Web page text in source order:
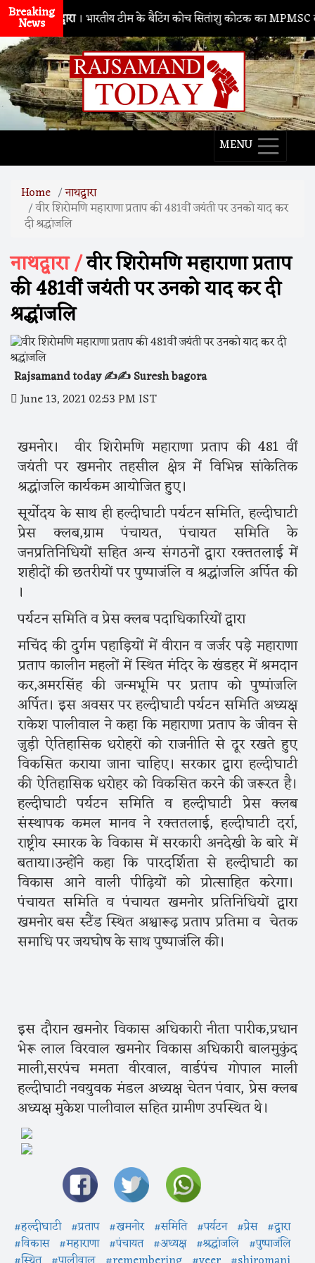
Breaking
News
नाथद्वारा। भारतीय टीम के बैटिंग कोच सितांशु कोटक का MPMSC दौरा,
MENU
Home नाथद्वारा
वीर शिरोमणि महाराणा प्रताप की 481वीं जयंती पर उनको याद कर
दी श्रद्धांजलि
नाथद्वारा /वीर शिरोमणि महाराणा प्रताप
की 481वीं जयंती पर उनको याद कर दी
श्रद्धांजलि
Rajsamand today ✍️✍️ Suresh bagora
June 13, 2021 02:53 PM IST
खमनोर। वीर शिरोमणि महाराणा प्रताप की 481 वीं
जयंती पर खमनोर तहसील क्षेत्र में विभिन्न सांकेतिक
श्रद्धांजलि कार्यकम आयोजित हुए।
सूर्योदय के साथ ही हल्दीघाटी पर्यटन समिति, हल्दीघाटी
प्रेस क्लब,ग्राम पंचायत, पंचायत समिति के
जनप्रतिनिधियों सहित अन्य संगठनों द्वारा रक्ततलाई में
शहीदों की छतरीयों पर पुष्पाजंलि व श्रद्धांजलि अर्पित की
।
पर्यटन समिति व प्रेस क्लब पदाधिकारियों द्वारा
मचिंद की दुर्गम पहाड़ियों में वीरान व जर्जर पड़े महाराणा
प्रताप कालीन महलों में स्थित मंदिर के खंडहर में श्रमदान
कर,अमरसिंह की जन्मभूमि पर प्रताप को पुष्पांजलि
अर्पित। इस अवसर पर हल्दीघाटी पर्यटन समिति अध्यक्ष
राकेश पालीवाल ने कहा कि महाराणा प्रताप के जीवन से
जुड़ी ऐतिहासिक धरोहरों को राजनीति से दूर रखते हुए
विकसित कराया जाना चाहिए। सरकार द्वारा हल्दीघाटी
की ऐतिहासिक धरोहर को विकसित करने की जरूरत है।
हल्दीघाटी पर्यटन समिति व हल्दीघाटी प्रेस क्लब
संस्थापक कमल मानव ने रक्ततलाई, हल्दीघाटी दर्रा,
राष्ट्रीय स्मारक के विकास में सरकारी अनदेखी के बारे में
बताया।उन्होंने कहा कि पारदर्शिता से हल्दीघाटी का
विकास आने वाली पीढ़ियों को प्रोत्साहित करेगा।
पंचायत समिति व पंचायत खमनोर प्रतिनिधियों द्वारा
खमनोर बस स्टैंड स्थित अश्वारूढ़ प्रताप प्रतिमा व चेतक
समाधि पर जयघोष के साथ पुष्पाजंलि की।
इस दौरान खमनोर विकास अधिकारी नीता पारीक,प्रधान
भेरू लाल विरवाल खमनोर विकास अधिकारी बालमुकुंद
माली,सरपंच ममता वीरवाल, वार्डपंच गोपाल माली
हल्दीघाटी नवयुवक मंडल अध्यक्ष चेतन पंवार, प्रेस क्लब
अध्यक्ष मुकेश पालीवाल सहित ग्रामीण उपस्थित थे।
#हल्दीघाटी #प्रताप #खमनोर #समिति #पर्यटन #प्रेस #द्वारा
#विकास #महाराणा #पंचायत #अध्यक्ष #श्रद्धांजलि #पुष्पाजंलि